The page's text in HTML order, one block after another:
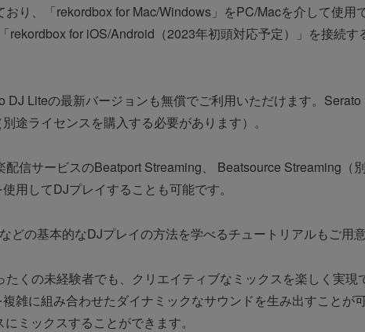
り、「rekordbox for Mac/Windows」をPC/Macを介して使
rekordbox for iOS/Android（2023年初頭対応予定）」を接続
DJ Liteの最新バージョンも無償でご利用いただけます。
途ライセンスを購入する必要があります）。
信サービスのBeatport Streaming、 Beatsource Streaming（
用してDJプレイすることも可能です。
どの基本的なDJプレイの方法を学べるチュートリアルもご用意
くの未経験者でも、クリエイティブなミックスを楽しく実
雑に組み合わせたダイナミックなサウンドを生み出すことが
ミックスすることができます。